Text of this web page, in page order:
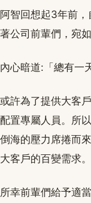
阿智回想起3年前
著公司前輩們，宛
內心暗道:「總有一
或許為了提供大客戶
配置專屬人員。所
倒海的壓力席捲而
大客戶的百變需求。
所幸前輩們給予適